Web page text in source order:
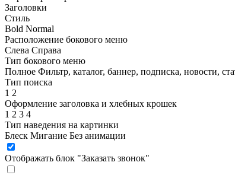
Заголовки
Стиль
Bold Normal
Расположение бокового меню
Слева Справа
Тип бокового меню
Полное Фильтр, каталог, баннер, подписка, новости,
Тип поиска
1 2
Оформление заголовка и хлебных крошек
1 2 3 4
Тип наведения на картинки
Блеск Мигание Без анимации
Отображать блок "Заказать звонок"